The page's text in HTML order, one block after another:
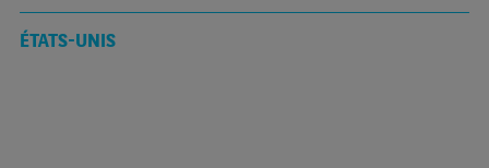
ÉTATS-UNIS